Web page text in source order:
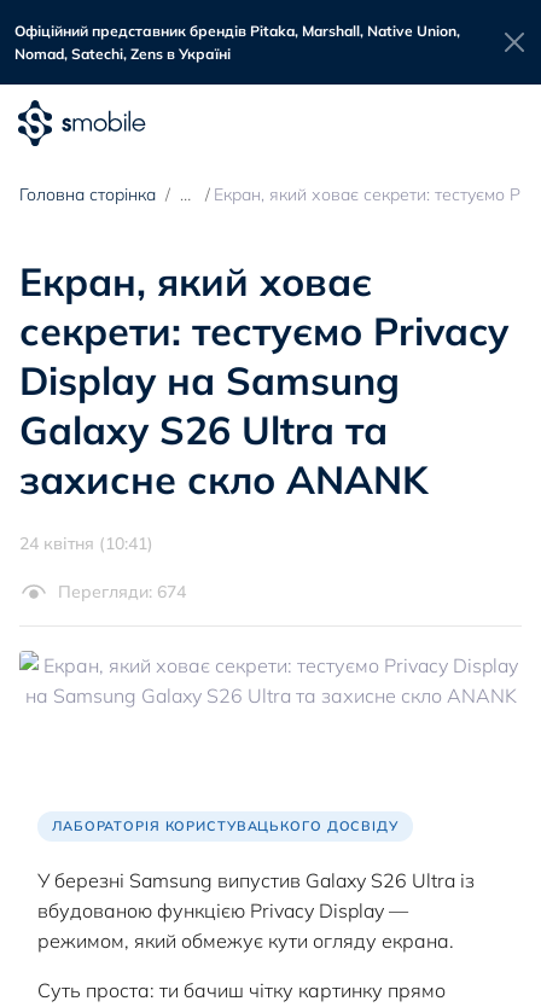
Офіційний представник брендів Pitaka, Marshall, Native Union,
Nomad, Satechi, Zens в Україні
Головна сторінка Екран, який ховає секрети: тестуємо
Екран, який ховає
секрети: тестуємо Privacy
Display на Samsung
Galaxy S26 Ultra та
захисне скло ANANK
24 квітня (10:41)
Перегляди: 674
ЛАБОРАТОРІЯ КОРИСТУВАЦЬКОГО ДОСВІДУ
У березні Samsung випустив Galaxy S26 Ultra із
вбудованою функцією Privacy Display —
режимом, який обмежує кути огляду екрана.
Суть проста: ти бачиш чітку картинку прямо